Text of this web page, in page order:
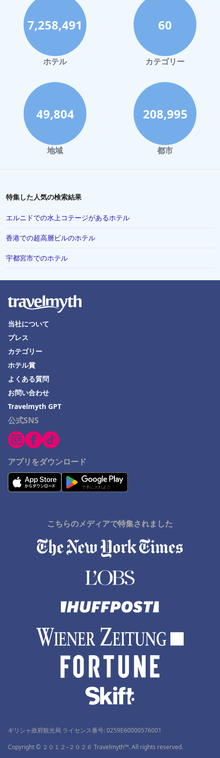
宮古島でのホテル
函館市でのホテル
ハワイイでのホテル
鎌倉市でのホテル
鹿児島市でのホテル
高松市でのホテル
高崎市でのホテル
小田原市でのホテル
山梨市でのホテル
さいたま市でのホテル
佐賀県でのホテル
石垣でのホテル
茨城県でのホテル
佐渡市でのホテル
伊東市でのホテル
勝浦市でのホテル
土浦市でのホテル
足利市でのホテル
Ichigayaでのホテル
宮城県でのホテル
下呂市でのホテル
7,258,491
ホテル
60
カテゴリー
49,804
地域
208,995
都市
特集した人気の検索結果
エルニドでの水上コテージがあるホテル
香港での超高層ビルのホテル
宇都宮市でのホテル
公式SNS
アプリをダウンロード
当社について
プレス
カテゴリー
ホテル賞
よくある質問
お問い合わせ
Travelmyth GPT
こちらのメディアで特集されました
ギリシャ政府観光局 ライセンス番号: 0259Ε60000576001
Copyright © ２０１２–２０２６ Travelmyth™. All rights reserved.